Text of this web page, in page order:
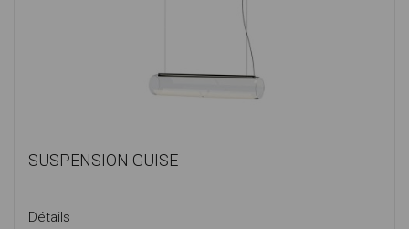
SUSPENSION GUISE
Détails